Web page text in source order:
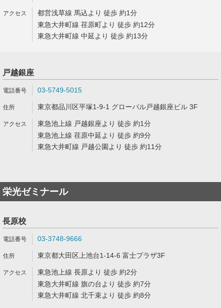
都営浅草線 馬込より 徒歩 約1分
東急大井町線 荏原町より 徒歩 約12分
東急大井町線 中延より 徒歩 約13分
戸越銀座
03-5749-5015
東京都品川区平塚1-9-1 グローバル戸越銀座ビル 3F
東急池上線 戸越銀座より 徒歩 約1分
東急池上線 荏原中延より 徒歩 約9分
東急大井町線 戸越公園より 徒歩 約11分
栄光ゼミナール
長原校
03-3748-9666
東京都大田区上池台1-14-6 富士プラザ3F
東急池上線 長原より 徒歩 約2分
東急大井町線 旗の台より 徒歩 約7分
東急大井町線 北千束より 徒歩 約8分